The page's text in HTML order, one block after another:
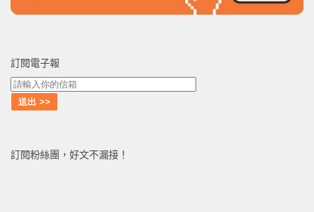
訂閱電子報
訂閱粉絲團，好文不漏接！